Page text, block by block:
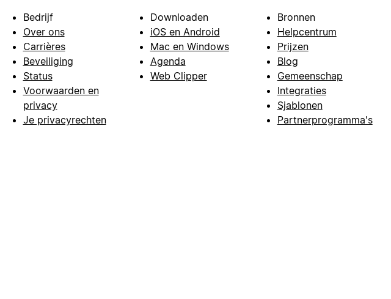
Bedrijf
Over ons
Carrières
Beveiliging
Status
Voorwaarden en
privacy
Je privacyrechten
Downloaden
iOS en Android
Mac en Windows
Agenda
Web Clipper
Bronnen
Helpcentrum
Prijzen
Blog
Gemeenschap
Integraties
Sjablonen
Partnerprogramma's